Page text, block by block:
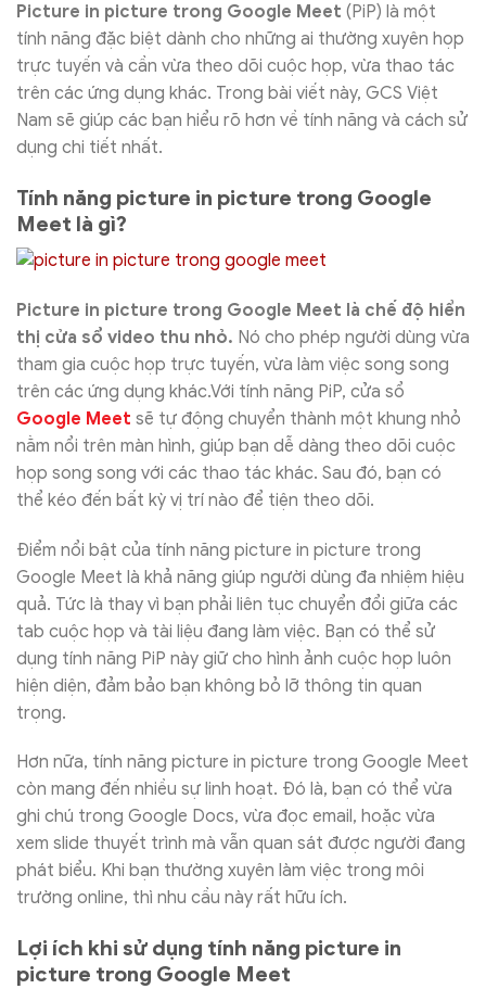
Picture in picture trong Google Meet (PiP) là một
tính năng đặc biệt dành cho những ai thường xuyên họp
trực tuyến và cần vừa theo dõi cuộc họp, vừa thao tác
trên các ứng dụng khác. Trong bài viết này, GCS Việt
Nam sẽ giúp các bạn hiểu rõ hơn về tính năng và cách sử
dụng chi tiết nhất.
Tính năng picture in picture trong Google
Meet là gì?
Picture in picture trong Google Meet là chế độ hiển
thị cửa sổ video thu nhỏ. Nó cho phép người dùng vừa
tham gia cuộc họp trực tuyến, vừa làm việc song song
trên các ứng dụng khác.Với tính năng PiP, cửa sổ
Google Meet sẽ tự động chuyển thành một khung nhỏ
nằm nổi trên màn hình, giúp bạn dễ dàng theo dõi cuộc
họp song song với các thao tác khác. Sau đó, bạn có
thể kéo đến bất kỳ vị trí nào để tiện theo dõi.
Điểm nổi bật của tính năng picture in picture trong
Google Meet là khả năng giúp người dùng đa nhiệm hiệu
quả. Tức là thay vì bạn phải liên tục chuyển đổi giữa các
tab cuộc họp và tài liệu đang làm việc. Bạn có thể sử
dụng tính năng PiP này giữ cho hình ảnh cuộc họp luôn
hiện diện, đảm bảo bạn không bỏ lỡ thông tin quan
trọng.
Hơn nữa, tính năng picture in picture trong Google Meet
còn mang đến nhiều sự linh hoạt. Đó là, bạn có thể vừa
ghi chú trong Google Docs, vừa đọc email, hoặc vừa
xem slide thuyết trình mà vẫn quan sát được người đang
phát biểu. Khi bạn thường xuyên làm việc trong môi
trường online, thì nhu cầu này rất hữu ích.
Lợi ích khi sử dụng tính năng picture in
picture trong Google Meet